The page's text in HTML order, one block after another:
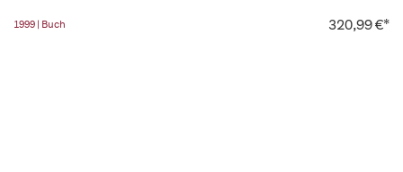
1999 | Buch 320,99 €*